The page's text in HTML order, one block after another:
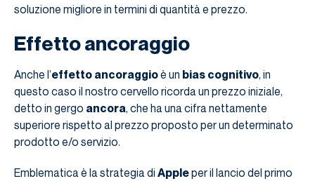
soluzione migliore in termini di quantità e prezzo.
Effetto ancoraggio
Anche l’effetto ancoraggioè un bias cognitivo, in
questo caso il nostro cervello ricorda un prezzo iniziale,
detto in gergo ancora, che ha una cifra nettamente
superiore rispetto al prezzo proposto per un determinato
prodotto e/o servizio.
Emblematica è la strategia di Appleper il lancio del primo